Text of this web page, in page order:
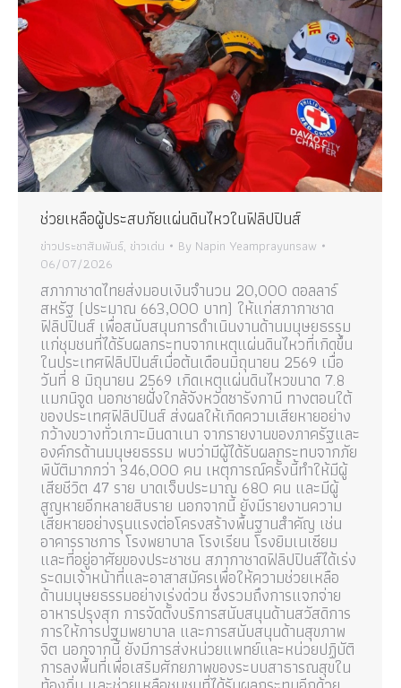
ช่วยเหลือผู้ประสบภัยแผ่นดินไหวในฟิลิปปินส์
ข่าวประชาสัมพันธ์, ข่าวเด่น By Napin Yeamprayunsaw
06/07/2026
สภากาชาดไทยส่งมอบเงินจำนวน 20,000 ดอลลาร์
สหรัฐ (ประมาณ 663,000 บาท) ให้แก่สภากาชาด
ฟิลิปปินส์ เพื่อสนับสนุนการดำเนินงานด้านมนุษยธรรม
แก่ชุมชนที่ได้รับผลกระทบจากเหตุแผ่นดินไหวที่เกิดขึ้น
ในประเทศฟิลิปปินส์เมื่อต้นเดือนมิถุนายน 2569 เมื่อ
วันที่ 8 มิถุนายน 2569 เกิดเหตุแผ่นดินไหวขนาด 7.8
แมกนิจูด นอกชายฝั่งใกล้จังหวัดซารังกานี ทางตอนใต้
ของประเทศฟิลิปปินส์ ส่งผลให้เกิดความเสียหายอย่าง
กว้างขวางทั่วเกาะมินดาเนา จากรายงานของภาครัฐและ
องค์กรด้านมนุษยธรรม พบว่ามีผู้ได้รับผลกระทบจากภัย
พิบัติมากกว่า 346,000 คน เหตุการณ์ครั้งนี้ทำให้มีผู้
เสียชีวิต 47 ราย บาดเจ็บประมาณ 680 คน และมีผู้
สูญหายอีกหลายสิบราย นอกจากนี้ ยังมีรายงานความ
เสียหายอย่างรุนแรงต่อโครงสร้างพื้นฐานสำคัญ เช่น
อาคารราชการ โรงพยาบาล โรงเรียน โรงยิมเนเซียม
และที่อยู่อาศัยของประชาชน สภากาชาดฟิลิปปินส์ได้เร่ง
ระดมเจ้าหน้าที่และอาสาสมัครเพื่อให้ความช่วยเหลือ
ด้านมนุษยธรรมอย่างเร่งด่วน ซึ่งรวมถึงการแจกจ่าย
อาหารปรุงสุก การจัดตั้งบริการสนับสนุนด้านสวัสดิการ
การให้การปฐมพยาบาล และการสนับสนุนด้านสุขภาพ
จิต นอกจากนี้ ยังมีการส่งหน่วยแพทย์และหน่วยปฏิบัติ
การลงพื้นที่เพื่อเสริมศักยภาพของระบบสาธารณสุขใน